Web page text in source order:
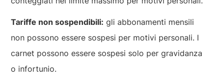
Tariffe non sospendibili: gli abbonamenti mensili
non possono essere sospesi per motivi personali. I
carnet possono essere sospesi solo per gravidanza
o infortunio.